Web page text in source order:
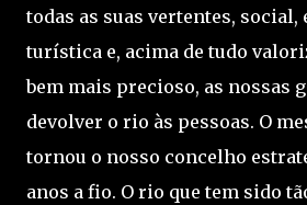
todas as suas vertentes, social,
turística e, acima de tudo
bem mais precioso, as nossas
devolver o rio às pessoas. O
tornou o nosso concelho
anos a fio. O rio que tem sido